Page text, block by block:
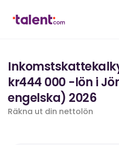
kr444 000 -lön i
engelska) 2026
Räkna ut din nettolön